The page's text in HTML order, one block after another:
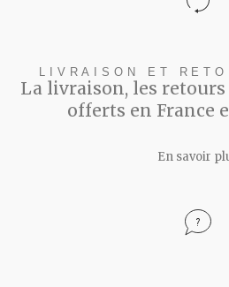
LIVRAISON ET
La livraison, les retours
offerts en France
En savoir